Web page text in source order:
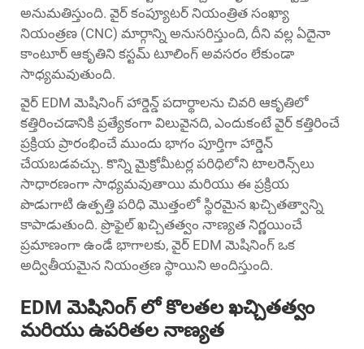
అనుమతిస్తుంది. వైర్ కంప్యూటర్ నియంత్రిత సంఖ్యా
నియంత్రణ (CNC) మార్గాన్ని అనుసరిస్తుంది, దీని వల్ల ఏదైనా
కాంటూర్ ఆకృతిని కస్టమ్ టూలింగ్ అవసరం లేకుండా
సాధ్యమవుతుంది.
వైర్ EDM మెషినింగ్ హార్డెన్డ్ పదార్థాలను చివరి ఆకృతిలో
కత్తిరించడానికి ప్రత్యేకంగా విలువైనది, ఎందుకంటే వైర్ కత్తిరించే
ప్రక్రియ ప్రారంభించే ముందు భాగం పూర్తిగా హార్డెన్
చేయబడవచ్చు. కొన్ని మైక్రోమీటర్ల పరిధిలోని టాలరెన్స్‌లు
సాధారణంగా సాధ్యమవుతాయి మరియు ఈ ప్రక్రియ
పొడుగాటి ఉత్పత్తి పరిధి మొత్తంలో స్థిరమైన ఖచ్చితత్వాన్ని
కాపాడుతుంది. ప్రొఫైల్ ఖచ్చితత్వం నాణ్యత నిర్ణయించే
ప్రమాణంగా ఉండే భాగాలకు, వైర్ EDM మెషినింగ్ ఒక
అద్వితీయమైన నియంత్రణ స్థాయిని అందిస్తుంది.
EDM మెషినింగ్ లో కొలతల ఖచ్చితత్వం
మరియు ఉపరితల నాణ్యత